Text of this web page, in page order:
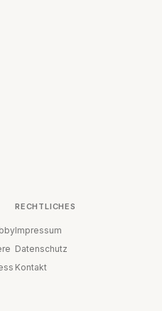
RECHTLICHES
Impressum
Datenschutz
Kontakt